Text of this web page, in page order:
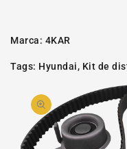
Marca: 4KAR
Tags: Hyundai, Kit de